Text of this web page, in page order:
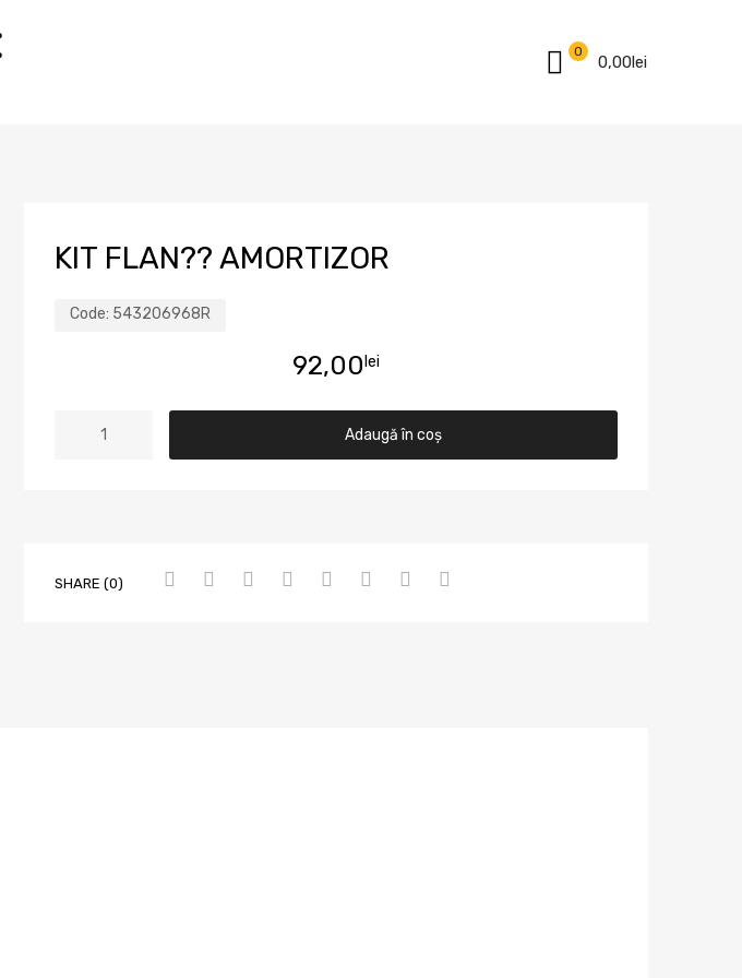
0,00lei
0
KIT FLAN?? AMORTIZOR
Code: 543206968R
92,00 lei
Adaugă în coș
SHARE (0)